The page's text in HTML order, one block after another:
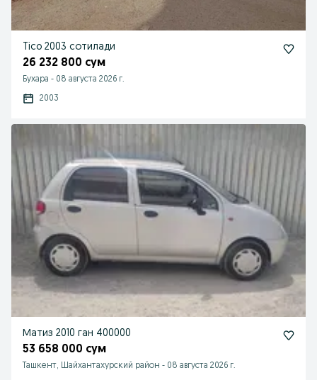
Tico 2003 сотилади
26 232 800 сум
Бухара - 08 августа 2026 г.
2003
Матиз 2010 ган 400000
53 658 000 сум
Ташкент, Шайхантахурский район - 08 августа 2026 г.